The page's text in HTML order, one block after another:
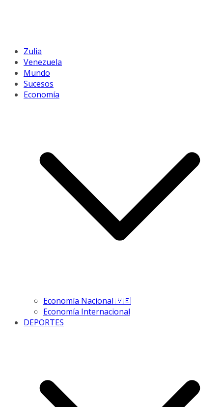
Zulia
Venezuela
Mundo
Sucesos
Economía
Economía Nacional 🇻🇪
Economía Internacional
DEPORTES